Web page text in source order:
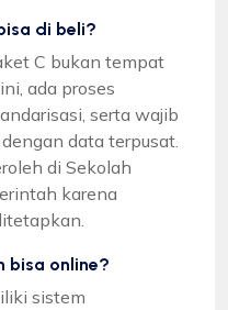
di beli?
C bukan tempat
ada proses
serta wajib
data terpusat.
di Sekolah
karena
bisa online?
sistem